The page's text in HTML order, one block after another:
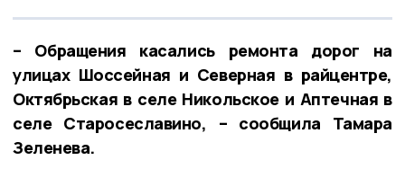
– Обращения касались ремонта дорог на
улицах Шоссейная и Северная в райцентре,
Октябрьская в селе Никольское и Аптечная в
селе Старосеславино, – сообщила Тамара
Зеленева.